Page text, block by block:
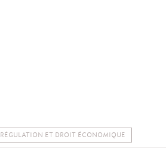
RÉGULATION ET DROIT ÉCONOMIQUE